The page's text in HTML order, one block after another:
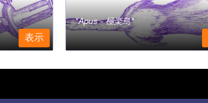
表示
Apus - 極楽鳥